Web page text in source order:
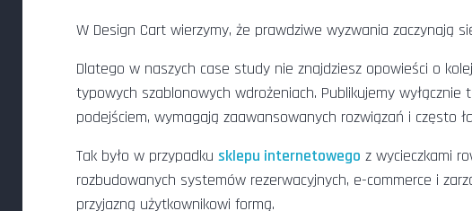
W Design Cart wierzymy, że prawdziwe wyzwania zaczynają
Dlatego w naszych case study nie znajdziesz opowieści o
typowych szablonowych wdrożeniach. Publikujemy
podejściem, wymagają zaawansowanych rozwiązań i często
Tak było w przypadkusklepu internetowego z wycieczkami
rozbudowanych systemów rezerwacyjnych, e-commerce i
przyjazną użytkownikowi formą.